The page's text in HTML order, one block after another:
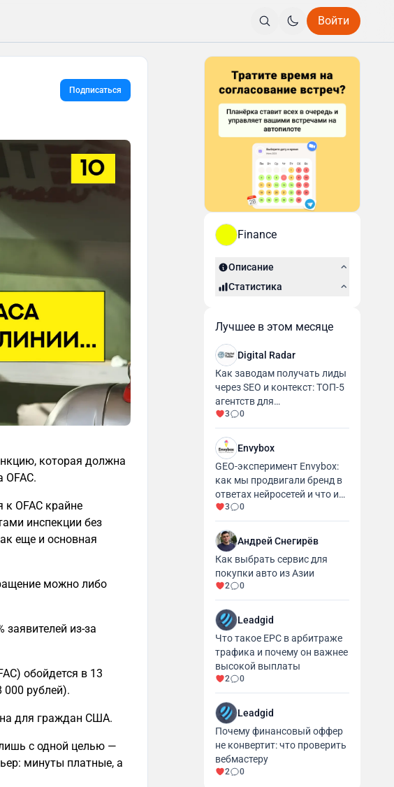
Войти
Подписаться
которая должна
к OFAC крайне
инспекции без
еще и основная
можно либо
из-за
обойдется в 13
000 рублей).
для граждан США.
с одной целью —
минуты платные, а
Finance
Описание
Статистика
Лучшее в этом месяце
Digital Radar
Как заводам получать лиды
через SEO и контекст: ТОП-5
агентств для
промышленности и
производства
3 0
Envybox
GEO-эксперимент Envybox:
как мы продвигали бренд в
ответах нейросетей и что из
этого вышло
3 0
Андрей Снегирёв
Как выбрать сервис для
покупки авто из Азии
2 0
Leadgid
Что такое EPC в арбитраже
трафика и почему он важнее
высокой выплаты
2 0
Leadgid
Почему финансовый оффер
не конвертит: что проверить
вебмастеру
2 0